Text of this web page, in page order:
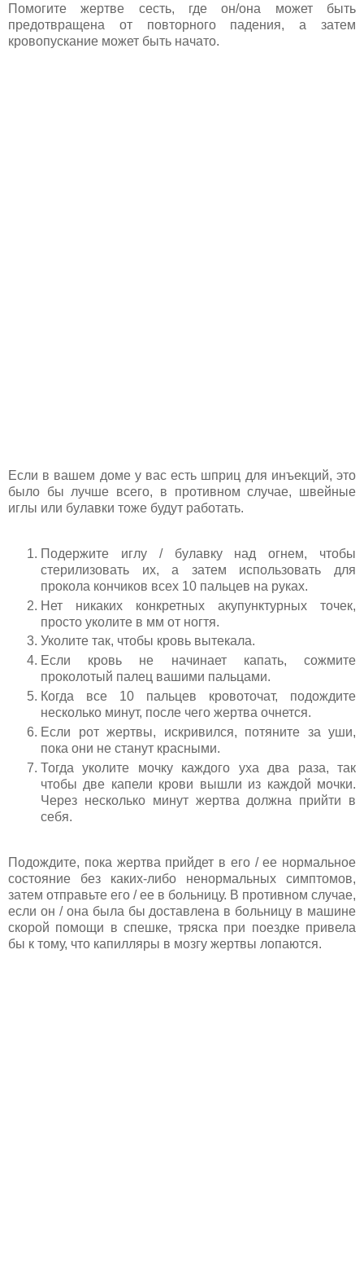
Помогите жертве сесть, где он/она может быть
предотвращена от повторного падения, а затем
кровопускание может быть начато.
Если в вашем доме у вас есть шприц для инъекций, это
было бы лучше всего, в противном случае, швейные
иглы или булавки тоже будут работать.
Подержите иглу / булавку над огнем, чтобы
стерилизовать их, а затем использовать для
прокола кончиков всех 10 пальцев на руках.
Нет никаких конкретных акупунктурных точек,
просто уколите в мм от ногтя.
Уколите так, чтобы кровь вытекала.
Если кровь не начинает капать, сожмите
проколотый палец вашими пальцами.
Когда все 10 пальцев кровоточат, подождите
несколько минут, после чего жертва очнется.
Если рот жертвы, искривился, потяните за уши,
пока они не станут красными.
Тогда уколите мочку каждого уха два раза, так
чтобы две капели крови вышли из каждой мочки.
Через несколько минут жертва должна прийти в
себя.
Подождите, пока жертва прийдет в его / ее нормальное
состояние без каких-либо ненормальных симптомов,
затем отправьте его / ее в больницу. В противном случае,
если он / она была бы доставлена в больницу в машине
скорой помощи в спешке, тряска при поездке привела
бы к тому, что капилляры в мозгу жертвы лопаются.